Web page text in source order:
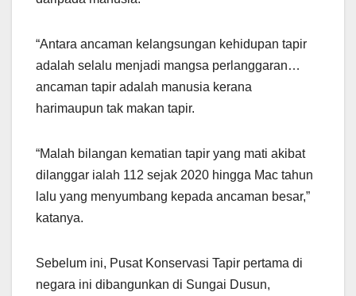
“Antara ancaman kelangsungan kehidupan tapir
adalah selalu menjadi mangsa perlanggaran…
ancaman tapir adalah manusia kerana
harimaupun tak makan tapir.
“Malah bilangan kematian tapir yang mati akibat
dilanggar ialah 112 sejak 2020 hingga Mac tahun
lalu yang menyumbang kepada ancaman besar,”
katanya.
Sebelum ini, Pusat Konservasi Tapir pertama di
negara ini dibangunkan di Sungai Dusun,